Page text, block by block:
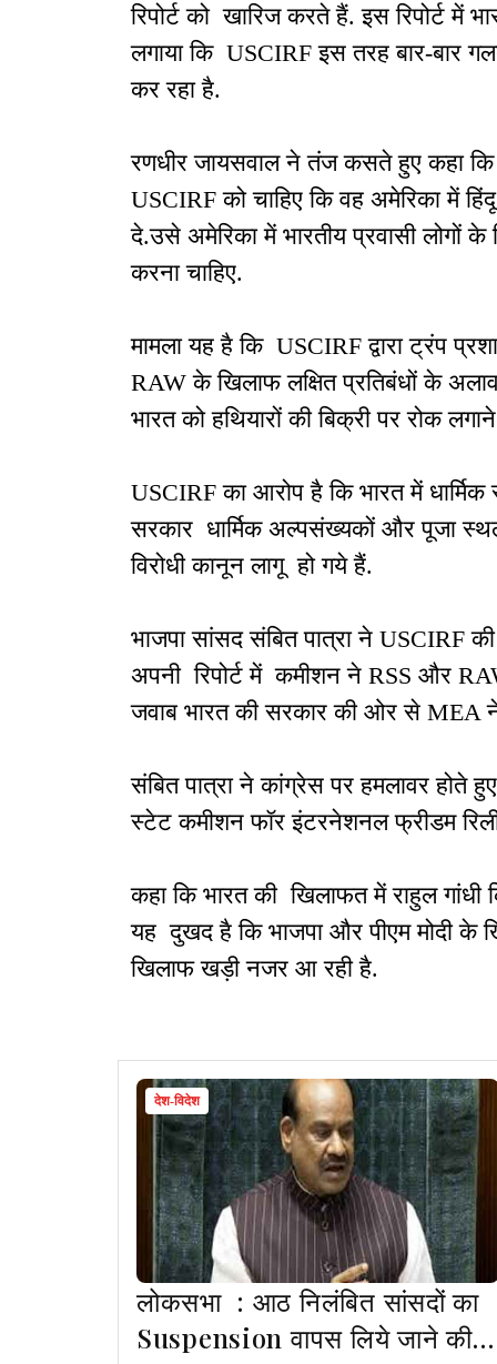
रिपोर्ट को खारिज करते हैं. इस रिपोर्ट में
लगाया कि USCIRF इस तरह बार-बार
कर रहा है.
रणधीर जायसवाल ने तंज कसते हुए कहा
USCIRF को चाहिए कि वह अमेरिका में
दे.उसे अमेरिका में भारतीय प्रवासी लोगों
करना चाहिए.
मामला यह है कि USCIRF द्वारा ट्रंप
RAW के खिलाफ लक्षित प्रतिबंधों के
भारत को हथियारों की बिक्री पर रोक
USCIRF का आरोप है कि भारत में धार्मिक
सरकार धार्मिक अल्पसंख्यकों और पूजा
विरोधी कानून लागू हो गये हैं.
भाजपा सांसद संबित पात्रा ने USCIRF
अपनी रिपोर्ट में कमीशन ने RSS और
जवाब भारत की सरकार की ओर से MEA ने
संबित पात्रा ने कांग्रेस पर हमलावर
स्टेट कमीशन फॉर इंटरनेशनल फ्रीडम
कहा कि भारत की खिलाफत में राहुल
यह दुखद है कि भाजपा और पीएम मोदी के
खिलाफ खड़ी नजर आ रही है.
देश-विदेश
लोकसभा : आठ निलंबित सांसदों का
Suspension वापस लिये जाने की